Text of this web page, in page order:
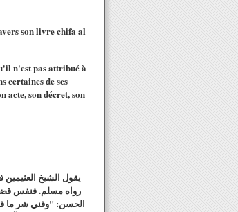
son livre chifa al
n'est pas attribué à
certaines de ses
acte, son décret, son
يقول الشيخ
رواه مسلم. فنفس
الحسن: "وقني شر ما